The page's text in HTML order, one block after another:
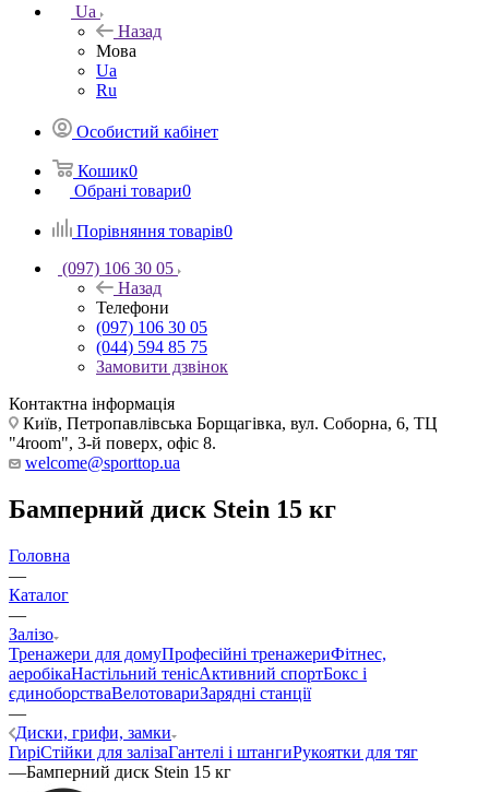
Ua
Назад
Мова
Ua
Ru
Особистий кабінет
Кошик0
Обрані товари0
Порівняння товарів0
(097) 106 30 05
Назад
Телефони
(097) 106 30 05
(044) 594 85 75
Замовити дзвінок
Контактна інформація
Київ, Петропавлівська Борщагівка, вул. Соборна, 6, ТЦ
"4room", 3-й поверх, офіс 8.
welcome@sporttop.ua
Бамперний диск Stein 15 кг
Головна
—
Каталог
—
Залізо
Тренажери для домуПрофесійні тренажериФітнес,
аеробікаНастільний тенісАктивний спортБокс і
єдиноборстваВелотовариЗарядні станції
—
Диски, грифи, замки
ГиріСтійки для залізаГантелі і штангиРукоятки для тяг
—Бамперний диск Stein 15 кг